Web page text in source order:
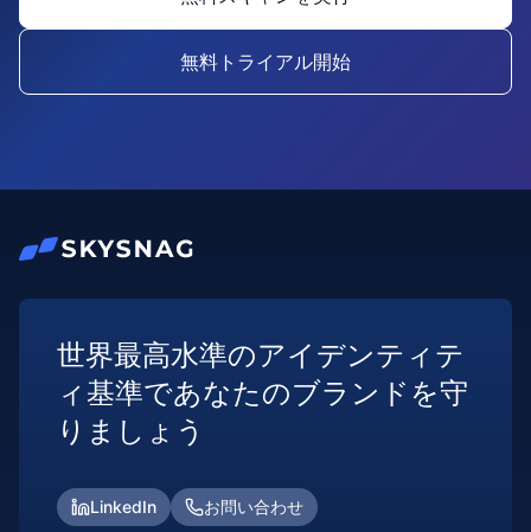
無料トライアル開始
世界最高水準のアイデンティテ
ィ基準であなたのブランドを守
りましょう
LinkedIn お問い合わせ